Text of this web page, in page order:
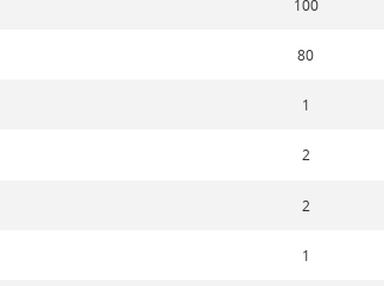
100
80
1
2
2
1